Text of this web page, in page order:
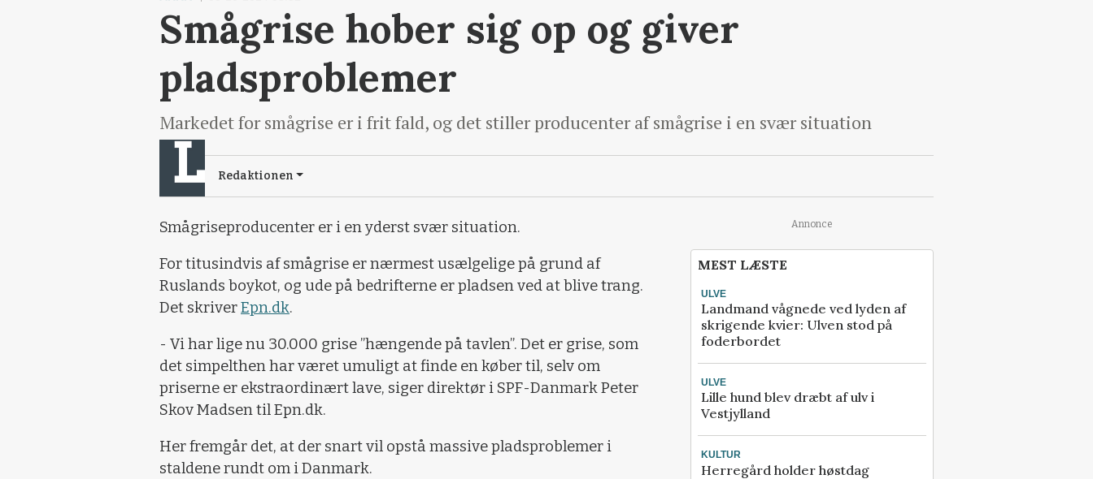
Smågrise hober sig op og giver
pladsproblemer
Markedet for smågrise er i frit fald, og det stiller producenter af smågrise i en svær situation
Redaktionen
Smågriseproducenter er i en yderst svær situation.
For titusindvis af smågrise er nærmest usælgelige på grund af
Ruslands boykot, og ude på bedrifterne er pladsen ved at blive trang.
Det skriverEpn.dk.
- Vi har lige nu 30.000 grise ”hængende på tavlen”. Det er grise, som
det simpelthen har været umuligt at finde en køber til, selv om
priserne er ekstraordinært lave, siger direktør i SPF-Danmark Peter
Skov Madsen til Epn.dk.
Her fremgår det, at der snart vil opstå massive pladsproblemer i
staldene rundt om i Danmark.
Annonce
MEST LÆSTE
ULVE
Landmand vågnede ved lyden af
skrigende kvier: Ulven stod på
foderbordet
ULVE
Lille hund blev dræbt af ulv i
Vestjylland
KULTUR
Herregård holder høstdag